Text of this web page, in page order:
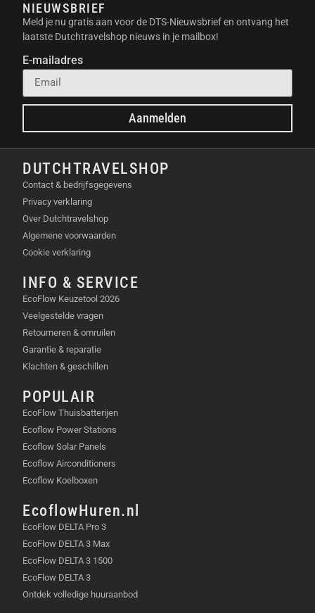
NIEUWSBRIEF
Meld je nu gratis aan voor de DTS-Nieuwsbrief en ontvang het
laatste Dutchtravelshop nieuws in je mailbox!
E-mailadres
Aanmelden
DUTCHTRAVELSHOP
Contact & bedrijfsgegevens
Privacy verklaring
Over Dutchtravelshop
Algemene voorwaarden
Cookie verklaring
INFO & SERVICE
EcoFlow Keuzetool 2026
Veelgestelde vragen
Retourneren & omruilen
Garantie & reparatie
Klachten & geschillen
POPULAIR
EcoFlow Thuisbatterijen
Ecoflow Power Stations
Ecoflow Solar Panels
Ecoflow Airconditioners
Ecoflow Koelboxen
EcoflowHuren.nl
EcoFlow DELTA Pro 3
EcoFlow DELTA 3 Max
EcoFlow DELTA 3 1500
EcoFlow DELTA 3
Ontdek volledige huuraanbod